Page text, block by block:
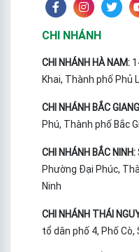
CHI NHÁNH
CHI NHÁNH HÀ NAM:
Khai, Thành phố Phủ
CHI NHÁNH BẮC
Phú, Thành phố Bắc
CHI NHÁNH BẮC NINH:
Phường Đại Phúc,
Ninh
CHI NHÁNH THÁI
tổ dân phố 4, Phố